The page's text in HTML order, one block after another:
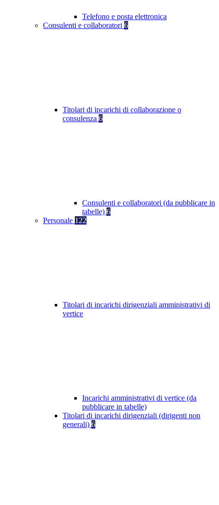
Telefono e posta elettronica
Consulenti e collaboratori 6
Titolari di incarichi di collaborazione o
consulenza 6
Consulenti e collaboratori (da pubblicare in
tabelle) 6
Personale 122
Titolari di incarichi dirigenziali amministrativi di
vertice
Incarichi amministrativi di vertice (da
pubblicare in tabelle)
Titolari di incarichi dirigenziali (dirigenti non
generali) 6